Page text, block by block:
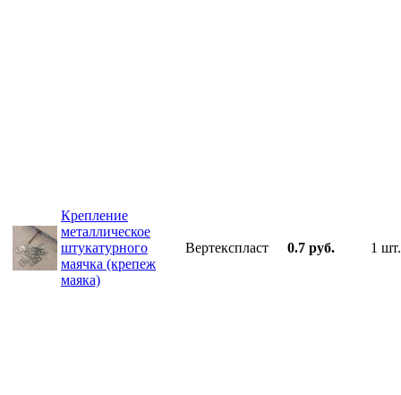
Крепление
металлическое
штукатурного
маячка (крепеж
маяка)
Вертекспласт 0.7 руб. 1 шт.